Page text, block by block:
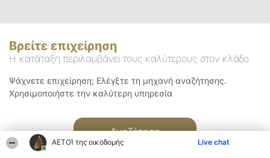
ΑΕΤΟΊ της οικοδομής Live chat
Βρείτε επιχείρηση
Η κατάταξη περιλαμβάνει τους καλύτερους στον κλάδο
Ψάχνετε επιχείρηση; Ελέγξτε τη μηχανή αναζήτησης.
Χρησιμοποιήστε την καλύτερη υπηρεσία
Αναζήτηση